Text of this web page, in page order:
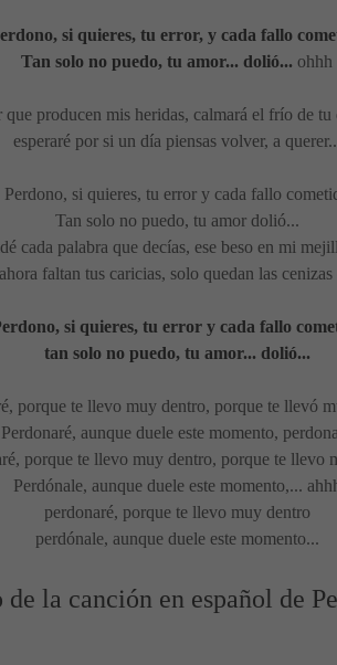
si quieres, tu error, y cada fallo
Tan solo no puedo, tu amor... dolió... ohhh
que producen mis heridas, calmará el frío de tu
esperaré por si un día piensas volver, a
Perdono, si quieres, tu error y cada fallo
Tan solo no puedo, tu amor dolió...
cada palabra que decías, ese beso en mi
faltan tus caricias, solo quedan las cenizas
si quieres, tu error y cada fallo
tan solo no puedo, tu amor... dolió...
porque te llevo muy dentro, porque te llevó
Perdonaré, aunque duele este momento,
porque te llevo muy dentro, porque te llevo
Perdónale, aunque duele este momento,...
perdonaré, porque te llevo muy dentro
perdónale, aunque duele este momento...
la canción en español de